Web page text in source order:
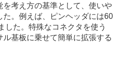
を考え方の基準として、使いや
た。例えば、ピンヘッダには60
した。特殊なコネクタを使う
ル基板に乗せて簡単に拡張する